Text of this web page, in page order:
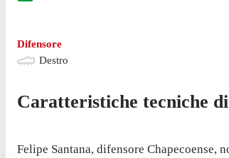
Difensore
Destro
Caratteristiche tecniche di
Felipe Santana, difensore Chapecoense,